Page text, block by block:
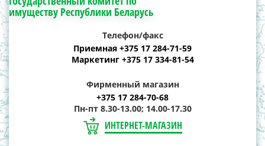
имуществу Республики Беларусь
Телефон/факс
Приемная +375 17 284-71-59
Маркетинг +375 17 334-81-54
Фирменный магазин
+375 17 284-70-68
Пн-пт 8.30-13.00; 14.00-17.30
ИНТЕРНЕТ-МАГАЗИН